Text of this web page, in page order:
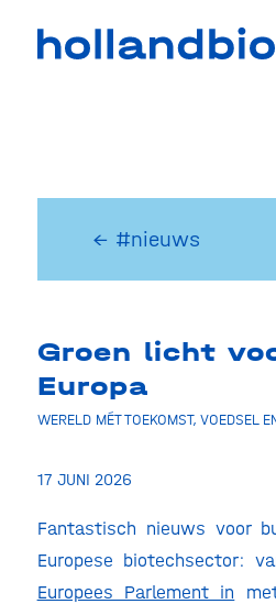
← #nieuws
Groen licht
Europa
WERELD MÉT TOEKOMST, VOEDSEL
17 JUNI 2026
Fantastisch nieuws voor
Europese biotechsector:
Europees Parlement in